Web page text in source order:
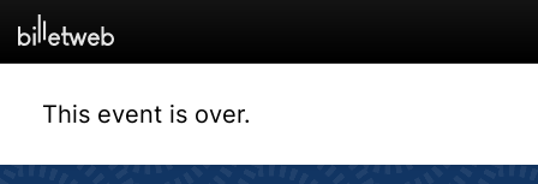
This event is over.